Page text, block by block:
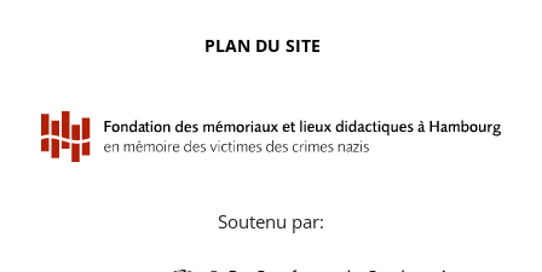
PLAN DU SITE
Soutenu par: